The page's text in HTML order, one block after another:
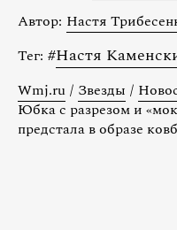
Автор: Настя
Тег: #Настя
Wmj.ru / Звезды /
Юбка с разрезом и
предстала в образе